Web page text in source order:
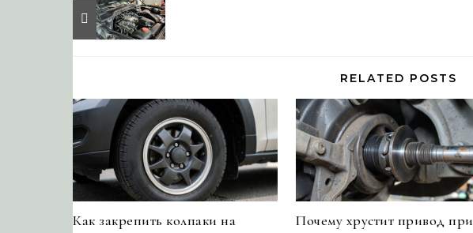
RELATED POSTS
Как закрепить колпаки на
Почему хрустит привод при